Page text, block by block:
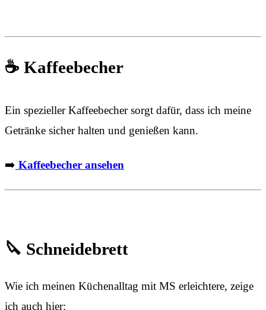
☕ Kaffeebecher
Ein spezieller Kaffeebecher sorgt dafür, dass ich meine
Getränke sicher halten und genießen kann.
➡️ Kaffeebecher ansehen
🔪 Schneidebrett
Wie ich meinen Küchenalltag mit MS erleichtere, zeige
ich auch hier: